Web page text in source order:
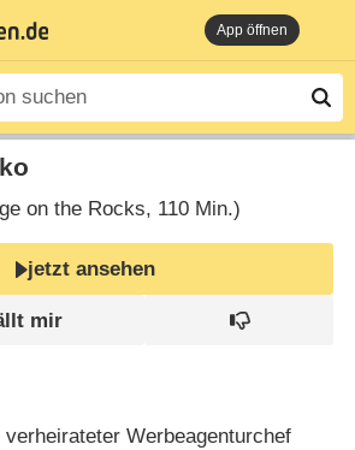
App öffnen
on the Rocks‎, 110 Min.)
jetzt ansehen
Werbeagenturchef